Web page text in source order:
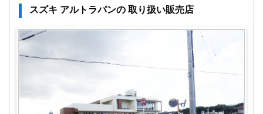
スズキ アルトラパンの 取り扱い販売店